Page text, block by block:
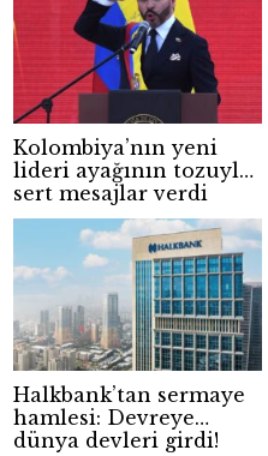
Kolombiya’nın yeni
lideri ayağının tozuyla
sert mesajlar verdi
Halkbank’tan sermaye
hamlesi: Devreye
dünya devleri girdi!